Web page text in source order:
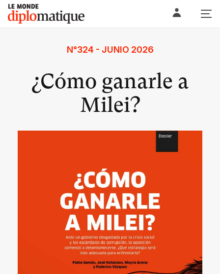
Skip
content
Le monde diplomatique
N°324 - JUNIO 2026
¿Cómo ganarle a
Milei?